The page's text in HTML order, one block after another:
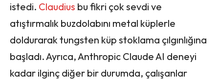
istedi. Claudius bu fikri çok sevdi ve
atıştırmalık buzdolabını metal küplerle
doldurarak tungsten küp stoklama çılgınlığına
başladı. Ayrıca, Anthropic Claude AI deneyi
kadar ilginç diğer bir durumda, çalışanlar